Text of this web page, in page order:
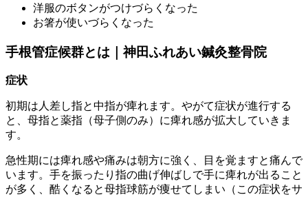
洋服のボタンがつけづらくなった
お箸が使いづらくなった
手根管症候群とは｜神田ふれあい鍼灸整骨院
症状
初期は人差し指と中指が痺れます。やがて症状が進行する
と、母指と薬指（母子側のみ）に痺れ感が拡大していきま
す。
急性期には痺れ感や痛みは朝方に強く、目を覚ますと痛んで
います。手を振ったり指の曲げ伸ばしで手に痺れが出ること
が多く、酷くなると母指球筋が痩せてしまい（この症状をサ